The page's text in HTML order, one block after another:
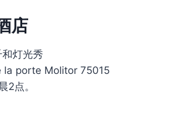
店
灯光秀
la porte Molitor 75015
2点。